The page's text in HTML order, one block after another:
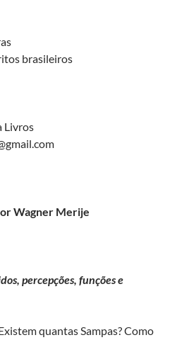
brasileiros
Livros
Wagner Merije
percepções, funções e
quantas Sampas? Como